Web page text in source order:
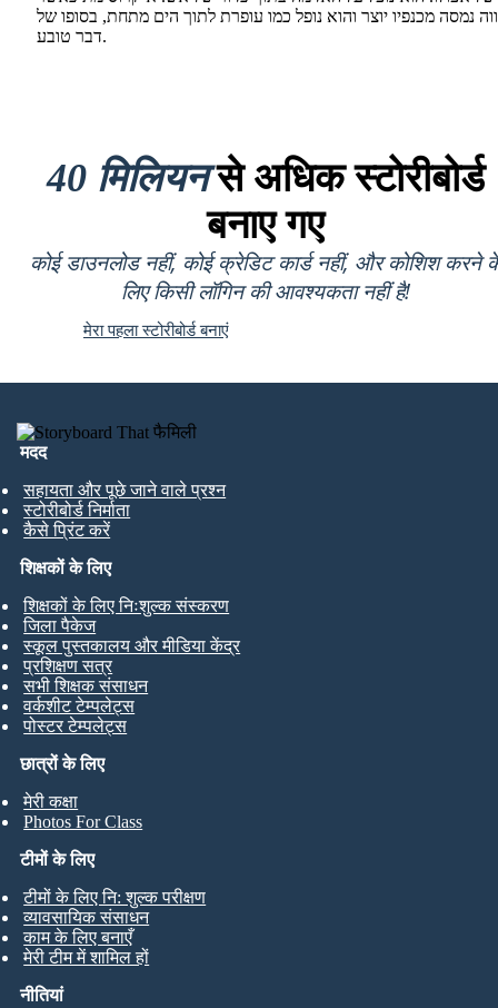
נמסה מכנפיו יוצר והוא נופל כמו עופרת לתוך הים מתחת, בסופו של
דבר טובע.
40 मिलियनसे अधिक स्टोरीबोर्ड
बनाए गए
कोई डाउनलोड नहीं, कोई क्रेडिट कार्ड नहीं, और कोशिश करने
लिए किसी लॉगिन की आवश्यकता नहीं है!
मेरा पहला स्टोरीबोर्ड बनाएं
मदद
सहायता और पूछे जाने वाले प्रश्न
स्टोरीबोर्ड निर्माता
कैसे प्रिंट करें
छात्रों के लिए
मेरी कक्षा
Photos For Class
शिक्षकों के लिए
शिक्षकों के लिए निःशुल्क संस्करण
जिला पैकेज
स्कूल पुस्तकालय और मीडिया केंद्र
प्रशिक्षण सत्र
सभी शिक्षक संसाधन
वर्कशीट टेम्पलेट्स
पोस्टर टेम्पलेट्स
टीमों के लिए
टीमों के लिए नि: शुल्क परीक्षण
व्यावसायिक संसाधन
काम के लिए बनाएँ
मेरी टीम में शामिल हों
नीतियां